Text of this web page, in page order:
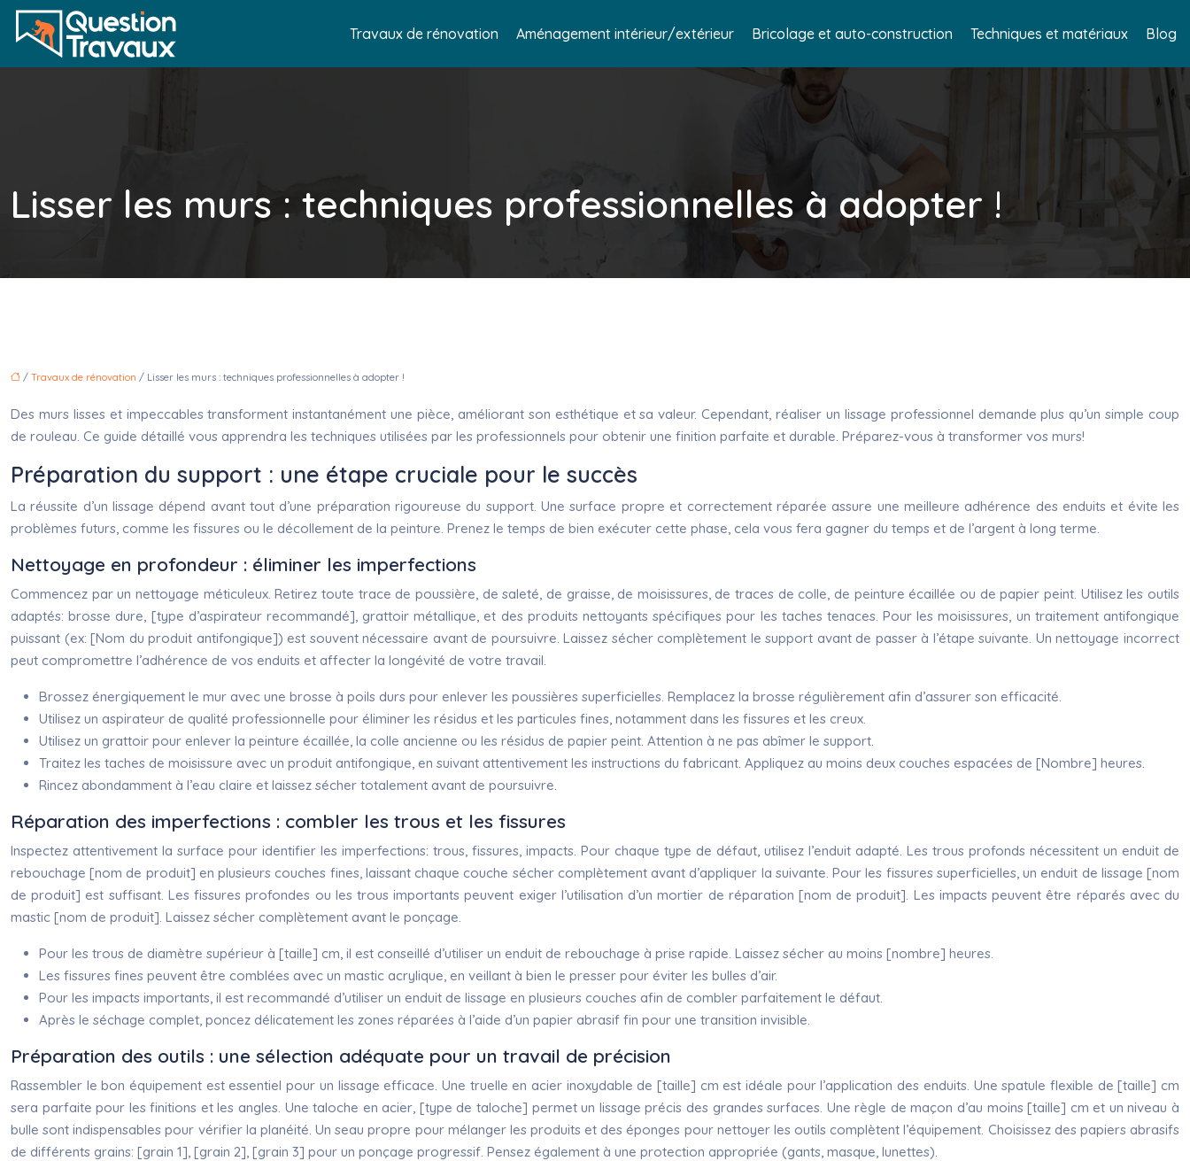
Travaux de rénovation Aménagement intérieur/extérieur Bricolage et auto-construction Techniques et matériaux Blog
Lisser les murs : techniques professionnelles à adopter !
/ Travaux de rénovation / Lisser les murs : techniques professionnelles à adopter !
Des murs lisses et impeccables transforment instantanément une pièce, améliorant son esthétique et sa valeur. Cependant, réaliser un lissage professionnel demande plus qu’un simple coup
de rouleau. Ce guide détaillé vous apprendra les techniques utilisées par les professionnels pour obtenir une finition parfaite et durable. Préparez-vous à transformer vos murs!
Préparation du support : une étape cruciale pour le succès
La réussite d’un lissage dépend avant tout d’une préparation rigoureuse du support. Une surface propre et correctement réparée assure une meilleure adhérence des enduits et évite les
problèmes futurs, comme les fissures ou le décollement de la peinture. Prenez le temps de bien exécuter cette phase, cela vous fera gagner du temps et de l’argent à long terme.
Nettoyage en profondeur : éliminer les imperfections
Commencez par un nettoyage méticuleux. Retirez toute trace de poussière, de saleté, de graisse, de moisissures, de traces de colle, de peinture écaillée ou de papier peint. Utilisez les outils
adaptés: brosse dure, [type d’aspirateur recommandé], grattoir métallique, et des produits nettoyants spécifiques pour les taches tenaces. Pour les moisissures, un traitement antifongique
puissant (ex: [Nom du produit antifongique]) est souvent nécessaire avant de poursuivre. Laissez sécher complètement le support avant de passer à l’étape suivante. Un nettoyage incorrect
peut compromettre l’adhérence de vos enduits et affecter la longévité de votre travail.
Brossez énergiquement le mur avec une brosse à poils durs pour enlever les poussières superficielles. Remplacez la brosse régulièrement afin d’assurer son efficacité.
Utilisez un aspirateur de qualité professionnelle pour éliminer les résidus et les particules fines, notamment dans les fissures et les creux.
Utilisez un grattoir pour enlever la peinture écaillée, la colle ancienne ou les résidus de papier peint. Attention à ne pas abîmer le support.
Traitez les taches de moisissure avec un produit antifongique, en suivant attentivement les instructions du fabricant. Appliquez au moins deux couches espacées de [Nombre] heures.
Rincez abondamment à l’eau claire et laissez sécher totalement avant de poursuivre.
Réparation des imperfections : combler les trous et les fissures
Inspectez attentivement la surface pour identifier les imperfections: trous, fissures, impacts. Pour chaque type de défaut, utilisez l’enduit adapté. Les trous profonds nécessitent un enduit de
rebouchage [nom de produit] en plusieurs couches fines, laissant chaque couche sécher complètement avant d’appliquer la suivante. Pour les fissures superficielles, un enduit de lissage [nom
de produit] est suffisant. Les fissures profondes ou les trous importants peuvent exiger l’utilisation d’un mortier de réparation [nom de produit]. Les impacts peuvent être réparés avec du
mastic [nom de produit]. Laissez sécher complètement avant le ponçage.
Pour les trous de diamètre supérieur à [taille] cm, il est conseillé d’utiliser un enduit de rebouchage à prise rapide. Laissez sécher au moins [nombre] heures.
Les fissures fines peuvent être comblées avec un mastic acrylique, en veillant à bien le presser pour éviter les bulles d’air.
Pour les impacts importants, il est recommandé d’utiliser un enduit de lissage en plusieurs couches afin de combler parfaitement le défaut.
Après le séchage complet, poncez délicatement les zones réparées à l’aide d’un papier abrasif fin pour une transition invisible.
Préparation des outils : une sélection adéquate pour un travail de précision
Rassembler le bon équipement est essentiel pour un lissage efficace. Une truelle en acier inoxydable de [taille] cm est idéale pour l’application des enduits. Une spatule flexible de [taille] cm
sera parfaite pour les finitions et les angles. Une taloche en acier, [type de taloche] permet un lissage précis des grandes surfaces. Une règle de maçon d’au moins [taille] cm et un niveau à
bulle sont indispensables pour vérifier la planéité. Un seau propre pour mélanger les produits et des éponges pour nettoyer les outils complètent l’équipement. Choisissez des papiers abrasifs
de différents grains: [grain 1], [grain 2], [grain 3] pour un ponçage progressif. Pensez également à une protection appropriée (gants, masque, lunettes).